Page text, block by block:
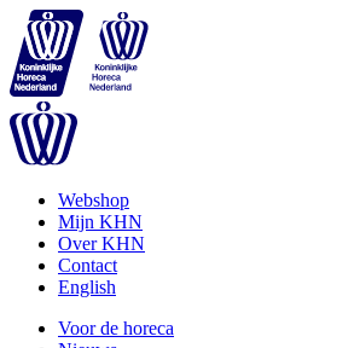
Webshop
Mijn KHN
Over KHN
Contact
English
Voor de horeca